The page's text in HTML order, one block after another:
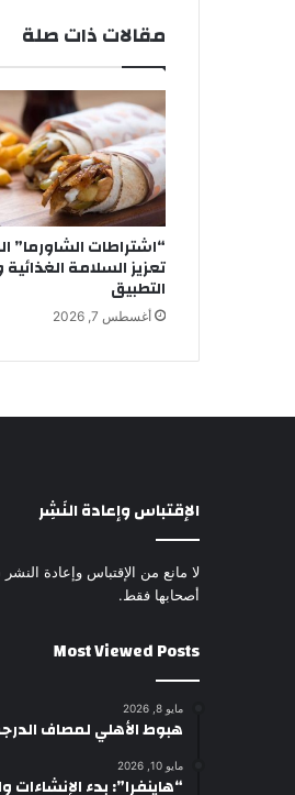
مقالات ذات صلة
“اشتراطات الشاورما”
تعزيز السلامة
التطبيق
أغسطس 7, 2026
الإقتباس وإعادة النَشِر
لا مانع من الإقتباس وإعادة
أصحابها فقط.
Most Viewed Posts
مايو 8, 2026
هبوط الأهلي لمصاف
مايو 10, 2026
“هاينفرا”: بدء الإنشاءات